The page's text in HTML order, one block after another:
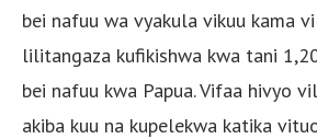
bei nafuu wa vyakula vikuu kama
lilitangaza kufikishwa kwa tani
bei nafuu kwa Papua. Vifaa hivyo
akiba kuu na kupelekwa katika